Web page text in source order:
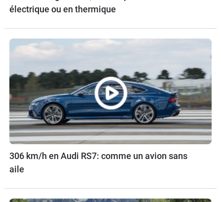
électrique ou en thermique
306 km/h en Audi RS7: comme un avion sans
aile